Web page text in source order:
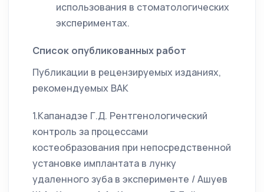
использования в стоматологических
экспериментах.
Список опубликованных работ
Публикации в рецензируемых изданиях,
рекомендуемых ВАК
1.Капанадзе Г.Д. Рентгенологический
контроль за процессами
костеобразования при непосредственной
установке имплантата в лунку
удаленного зуба в эксперименте / Ашуев